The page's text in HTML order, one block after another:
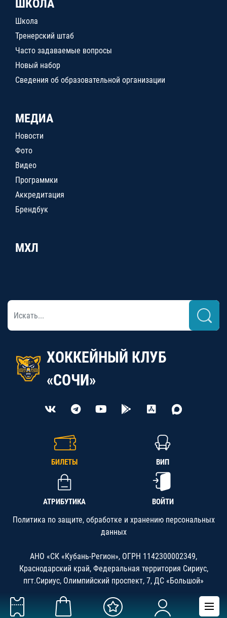
ШКОЛА
Школа
Тренерский штаб
Часто задаваемые вопросы
Новый набор
Сведения об образовательной организации
МЕДИА
Новости
Фото
Видео
Программки
Аккредитация
Брендбук
МХЛ
ХОККЕЙНЫЙ КЛУБ
«СОЧИ»
БИЛЕТЫ ВИП
АТРИБУТИКА ВОЙТИ
Политика по защите, обработке и хранению персональных
данных
АНО «СК «Кубань-Регион», ОГРН 1142300002349,
Краснодарский край, Федеральная территория Сириус,
пгт.Сириус, Олимпийский проспект, 7, ДС «Большой»